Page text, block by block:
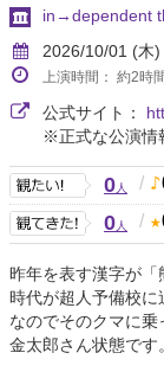
in→dependent
2026/10/01 (木
上演時間： 約2時
公式サイト：
※正式な公演情
0人 /
0人 /
昨年を表す漢字が「
時代が超人予備校に
なのでそのクマに乗
金太郎さん状態です。